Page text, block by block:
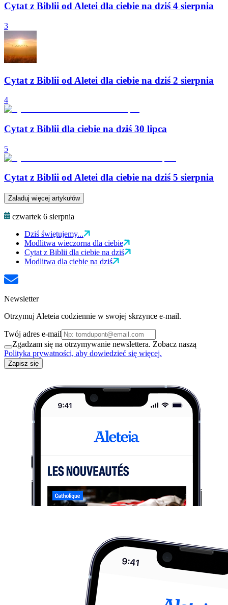
Cytat z Biblii od Aletei dla ciebie na dziś 4 sierpnia
3
Cytat z Biblii od Aletei dla ciebie na dziś 2 sierpnia
4
Cytat z Biblii dla ciebie na dziś 30 lipca
5
Cytat z Biblii od Aletei dla ciebie na dziś 5 sierpnia
Załaduj więcej artykułów
czwartek 6 sierpnia
Dziś świętujemy...
Modlitwa wieczorna dla ciebie
Cytat z Biblii dla ciebie na dziś
Modlitwa dla ciebie na dziś
Newsletter
Otrzymuj Aleteia codziennie w swojej skrzynce e-mail.
Twój adres e-mail
Zgadzam się na otrzymywanie newslettera. Zobacz naszą
Polityka prywatności, aby dowiedzieć się więcej.
Zapisz się